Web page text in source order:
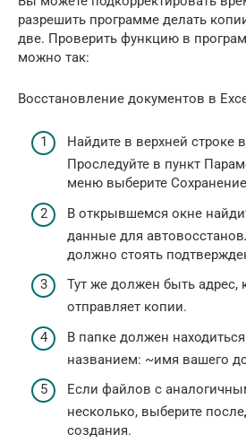
разрешить программе делать
две. Проверить функцию в
можно так:
Восстановление документов в
Найдите в верхней строке
Проследуйте в пункт
меню выберите
В открывшемся окне
данные для
должно стоять
Тут же должен быть адрес,
отправляет копии.
В папке должен
названием: ~имя вашего
Если файлов с
несколько, выберите
создания.